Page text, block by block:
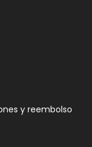
y reembolso